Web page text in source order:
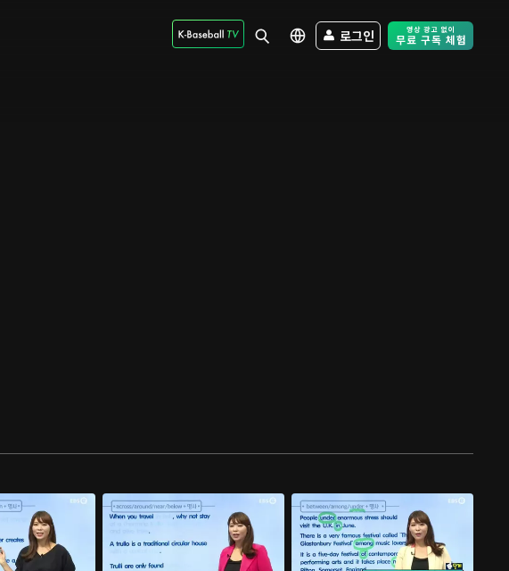
로그인 Free Trial -